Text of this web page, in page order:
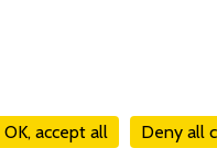
OK, accept all Deny all